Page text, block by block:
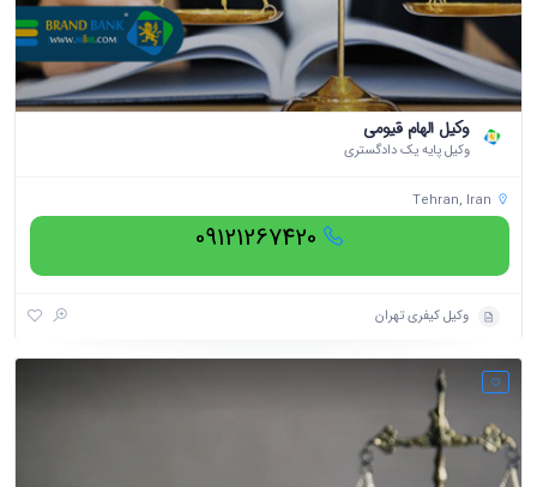
وکیل الهام قیومی
وکیل پایه یک دادگستری
Tehran, Iran
09121267420
وکیل کیفری تهران